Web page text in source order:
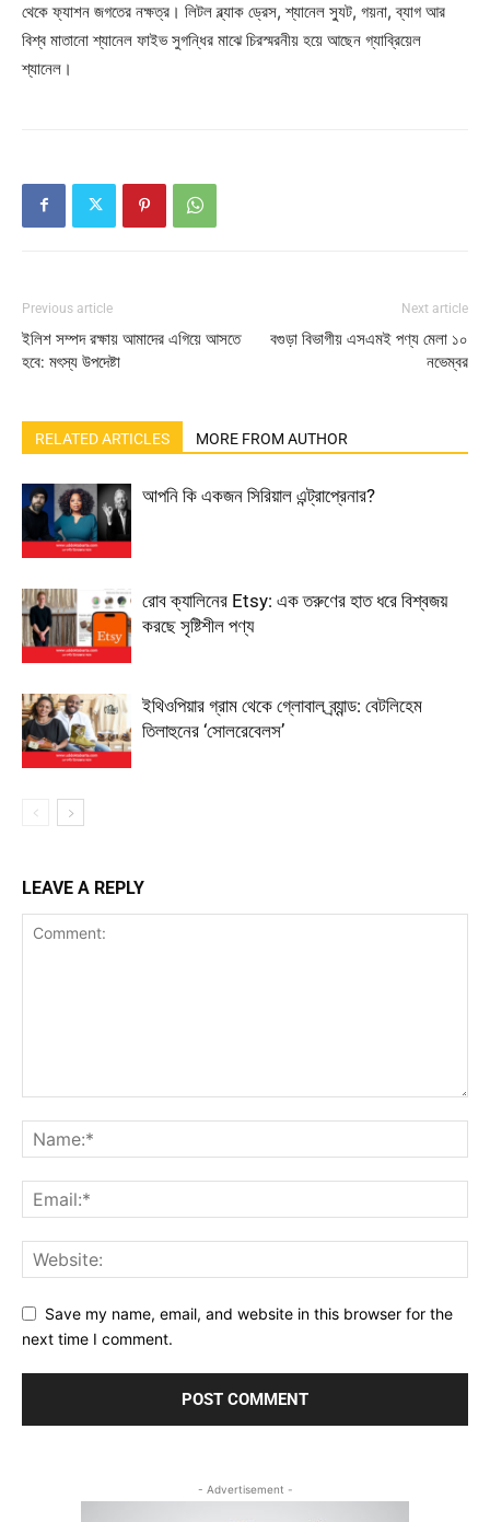
থেকে ফ্যাশন জগতের নক্ষত্র। লিটল ব্ল্যাক ড্রেস, শ্যানেল স্যুট, গয়না, ব্যাগ আর
বিশ্ব মাতানো শ্যানেল ফাইভ সুগন্ধির মাঝে চিরস্মরনীয় হয়ে আছেন গ্যাব্রিয়েল
শ্যানেল।
Previous article
ইলিশ সম্পদ রক্ষায় আমাদের এগিয়ে আসতে
হবে: মৎস্য উপদেষ্টা
Next article
বগুড়া বিভাগীয় এসএমই পণ্য মেলা ১০
নভেম্বর
RELATED ARTICLES MORE FROM AUTHOR
আপনি কি একজন সিরিয়াল এন্ট্রাপ্রেনার?
রোব ক্যালিনের Etsy: এক তরুণের হাত ধরে বিশ্বজয়
করছে সৃষ্টিশীল পণ্য
ইথিওপিয়ার গ্রাম থেকে গ্লোবাল ব্র্যান্ড: বেটলিহেম
তিলাহুনের ‘সোলরেবেলস’
LEAVE A REPLY
Save my name, email, and website in this browser for the
next time I comment.
- Advertisement -